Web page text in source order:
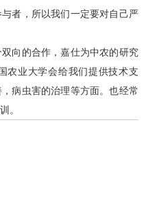
者，所以我们一定要对自己严
的合作，嘉仕为中农的研究
农业大学会给我们提供技术支
病虫害的治理等方面。也经常
。